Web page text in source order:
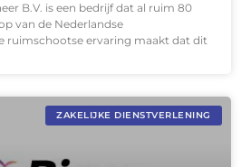
B.V. is een bedrijf dat al ruim 80
van de Nederlandse
ruimschootse ervaring maakt dat dit
ZAKELIJKE DIENSTVERLENING